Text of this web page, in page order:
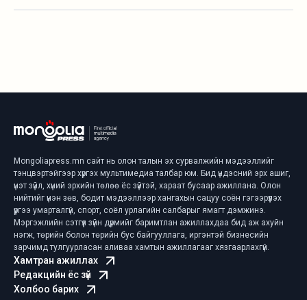
Mongoliapress.mn сайт нь олон талын эх сурвалжийн мэдээллийг
тэнцвэртэйгээр хүргэх мультимедиа талбар юм. Бид үндэсний эрх ашиг,
үнэт зүйл, хүний эрхийн төлөө ёс зүйтэй, хараат бусаар ажиллана. Олон
нийтийг үнэн зөв, бодит мэдээллээр хангахын сацуу соён гэгээрүүлэх
үүргээ умарталгүй, спорт, соёл урлагийн салбарыг ямагт дэмжинэ.
Мэргэжлийн сэтгүүл зүйн дүрмийг баримтлан ажиллахдаа бид аж ахуйн
нэгж, төрийн болон төрийн бус байгууллага, иргэнтэй бизнесийн
зарчимд тулгуурласан аливаа хамтын ажиллагааг хязгаарлахгүй.
Хамтран ажиллах
Редакцийн ёс зүй
Холбоо барих